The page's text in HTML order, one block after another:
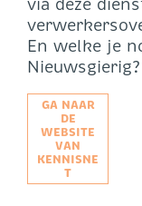
via deze
En welke je
Nieuwsgierig?
GA NAAR
DE
WEBSITE
VAN
KENNISNE
T